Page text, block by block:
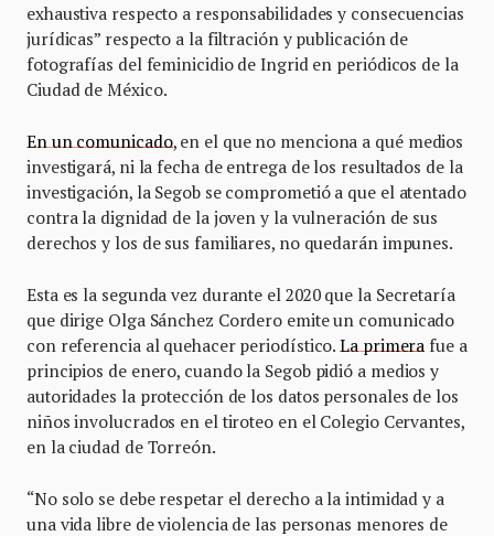
exhaustiva respecto a responsabilidades y consecuencias
jurídicas” respecto a la filtración y publicación de
fotografías del feminicidio de Ingrid en periódicos de la
Ciudad de México.
En un comunicado, en el que no menciona a qué medios
investigará, ni la fecha de entrega de los resultados de la
investigación, la Segob se comprometió a que el atentado
contra la dignidad de la joven y la vulneración de sus
derechos y los de sus familiares, no quedarán impunes.
Esta es la segunda vez durante el 2020 que la Secretaría
que dirige Olga Sánchez Cordero emite un comunicado
con referencia al quehacer periodístico.La primera fue a
principios de enero, cuando la Segob pidió a medios y
autoridades la protección de los datos personales de los
niños involucrados en el tiroteo en el Colegio Cervantes,
en la ciudad de Torreón.
“No solo se debe respetar el derecho a la intimidad y a
una vida libre de violencia de las personas menores de